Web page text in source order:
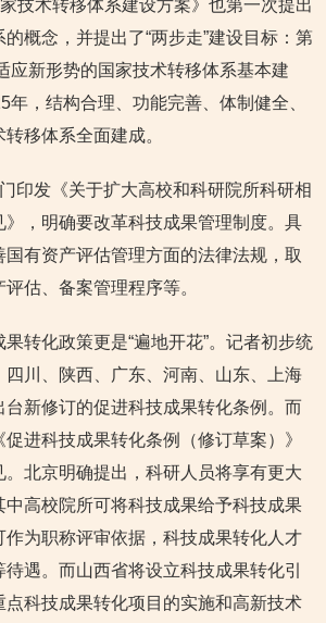
技术转移体系建设方案》也第一次提出
概念，并提出了“两步走”建设目标：第
应新形势的国家技术转移体系基本建
年，结构合理、功能完善、体制健全、
移体系全面建成。
印发《关于扩大高校和科研院所科研相
》，明确要改革科技成果管理制度。具
有资产评估管理方面的法律法规，取
估、备案管理程序等。
转化政策更是“遍地开花”。记者初步统
四川、陕西、广东、河南、山东、上海
台新修订的促进科技成果转化条例。而
进科技成果转化条例（修订草案）》
。北京明确提出，科研人员将享有更大
中高校院所可将科技成果给予科技成果
作为职称评审依据，科技成果转化人才
遇。而山西省将设立科技成果转化引
点科技成果转化项目的实施和高新技术